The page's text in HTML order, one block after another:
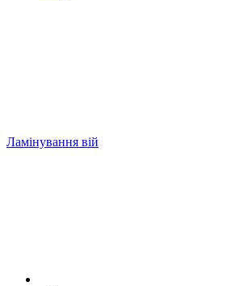
Ламінування вій